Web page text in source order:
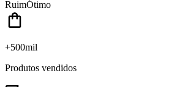
RuimÓtimo
+500mil
Produtos vendidos